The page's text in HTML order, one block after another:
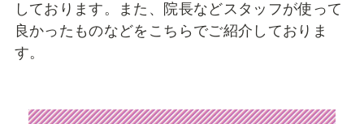
しております。また、院長などスタッフが使って
良かったものなどをこちらでご紹介しておりま
す。